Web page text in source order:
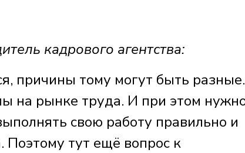
кадрового агентства:
причины тому могут быть
на рынке труда. И при этом
свою работу правильно и
Поэтому тут ещё вопрос к